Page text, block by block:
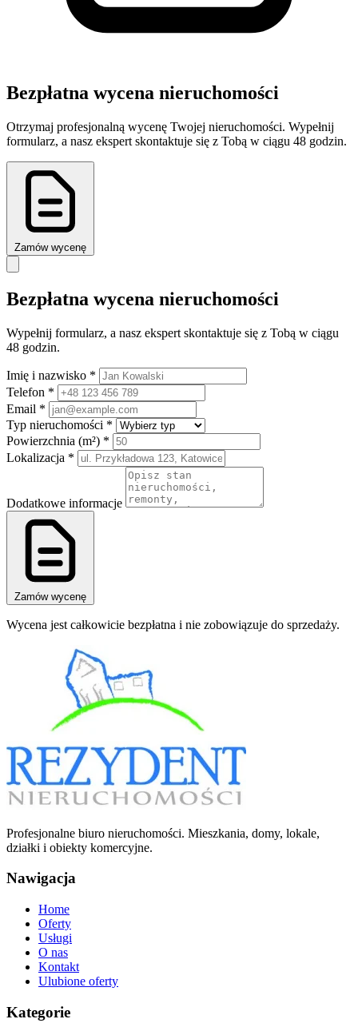
Bezpłatna wycena nieruchomości
Otrzymaj profesjonalną wycenę Twojej nieruchomości. Wypełnij
formularz, a nasz ekspert skontaktuje się z Tobą w ciągu 48 godzin.
Zamów wycenę
Bezpłatna wycena nieruchomości
Wypełnij formularz, a nasz ekspert skontaktuje się z Tobą w ciągu
48 godzin.
Imię i nazwisko *
Telefon *
Email *
Typ nieruchomości *
Powierzchnia (m²) *
Lokalizacja *
Dodatkowe informacje
Zamów wycenę
Wycena jest całkowicie bezpłatna i nie zobowiązuje do sprzedaży.
Profesjonalne biuro nieruchomości. Mieszkania, domy, lokale,
działki i obiekty komercyjne.
Nawigacja
Home
Oferty
Usługi
O nas
Kontakt
Ulubione oferty
Kategorie